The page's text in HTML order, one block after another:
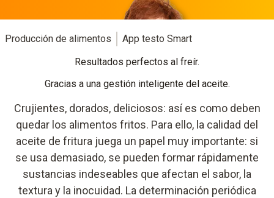
Producción de alimentos
App testo Smart
Resultados perfectos al freír.
Gracias a una gestión inteligente del aceite.
Crujientes, dorados, deliciosos: así es como deben
quedar los alimentos fritos. Para ello, la calidad del
aceite de fritura juega un papel muy importante: si
se usa demasiado, se pueden formar rápidamente
sustancias indeseables que afectan el sabor, la
textura y la inocuidad. La determinación periódica